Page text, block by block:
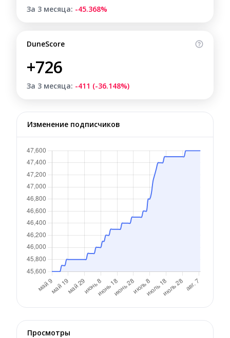
За 3 месяца: -45.368%
DuneScore
+726
За 3 месяца: -411 (-36.148%)
Изменение подписчиков
Просмотры